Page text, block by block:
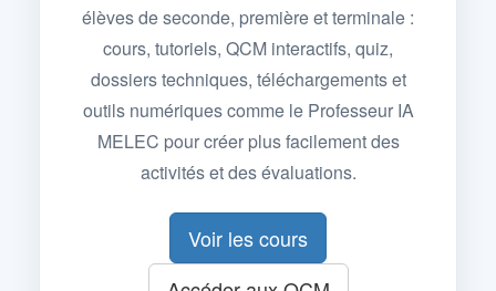
élèves de seconde, première et terminale :
cours, tutoriels, QCM interactifs, quiz,
dossiers techniques, téléchargements et
outils numériques comme le Professeur IA
MELEC pour créer plus facilement des
activités et des évaluations.
Voir les cours